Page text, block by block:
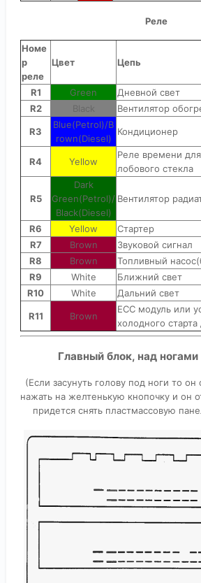
Реле
Номе
р
реле
Цвет Цепь
R1 Green
Дневной свет
R2
Black Вентилятор
R3
Blue(Petrol)/B
rown(Diesel)
Кондиционер
R4 Yellow
Реле времени
лобового стекла
R5
Dark
Green(Petrol)/
Black(Diesel)
Вентилятор
R6 Yellow
Стартер
R7
Brown
Звуковой сигнал
R8
Brown
Топливный
R9
White
Ближний свет
R10
White Дальний свет
R11 Brown
ЕСС модуль или
холодного старта
Главный блок, над ногами
(Если засунуть голову под ноги то он
нажать на желтенькую кнопочку и он
придется снять пластмассовую